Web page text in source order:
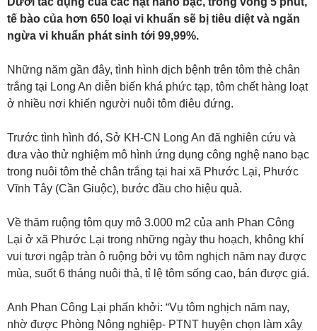
tế bào của hơn 650 loại vi khuẩn sẽ bị tiêu diệt và ngăn
ngừa vi khuẩn phát sinh tới 99,99%.
Những năm gần đây, tình hình dịch bệnh trên tôm thẻ chân
trắng tại Long An diễn biến khá phức tạp, tôm chết hàng loạt
ở nhiều nơi khiến người nuôi tôm điêu đứng.
Trước tình hình đó, Sở KH-CN Long An đã nghiên cứu và
đưa vào thử nghiệm mô hình ứng dụng công nghệ nano bạc
trong nuôi tôm thẻ chân trắng tại hai xã Phước Lại, Phước
Vĩnh Tây (Cần Giuộc), bước đầu cho hiệu quả.
Về thăm ruộng tôm quy mô 3.000 m2 của anh Phan Công
Lại ở xã Phước Lại trong những ngày thu hoạch, không khí
vui tươi ngập tràn ô ruộng bởi vụ tôm nghịch năm nay được
mùa, suốt 6 tháng nuôi thả, tỉ lệ tôm sống cao, bán được giá.
Anh Phan Công Lại phấn khởi: “Vụ tôm nghịch năm nay,
nhờ được Phòng Nông nghiệp- PTNT huyện chọn làm xây